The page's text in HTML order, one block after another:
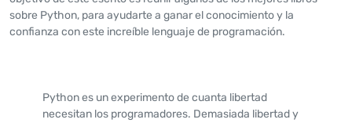
sobre Python, para ayudarte a ganar el conocimiento y la
confianza con este increíble lenguaje de programación.
Python es un experimento de cuanta libertad
necesitan los programadores. Demasiada libertad y